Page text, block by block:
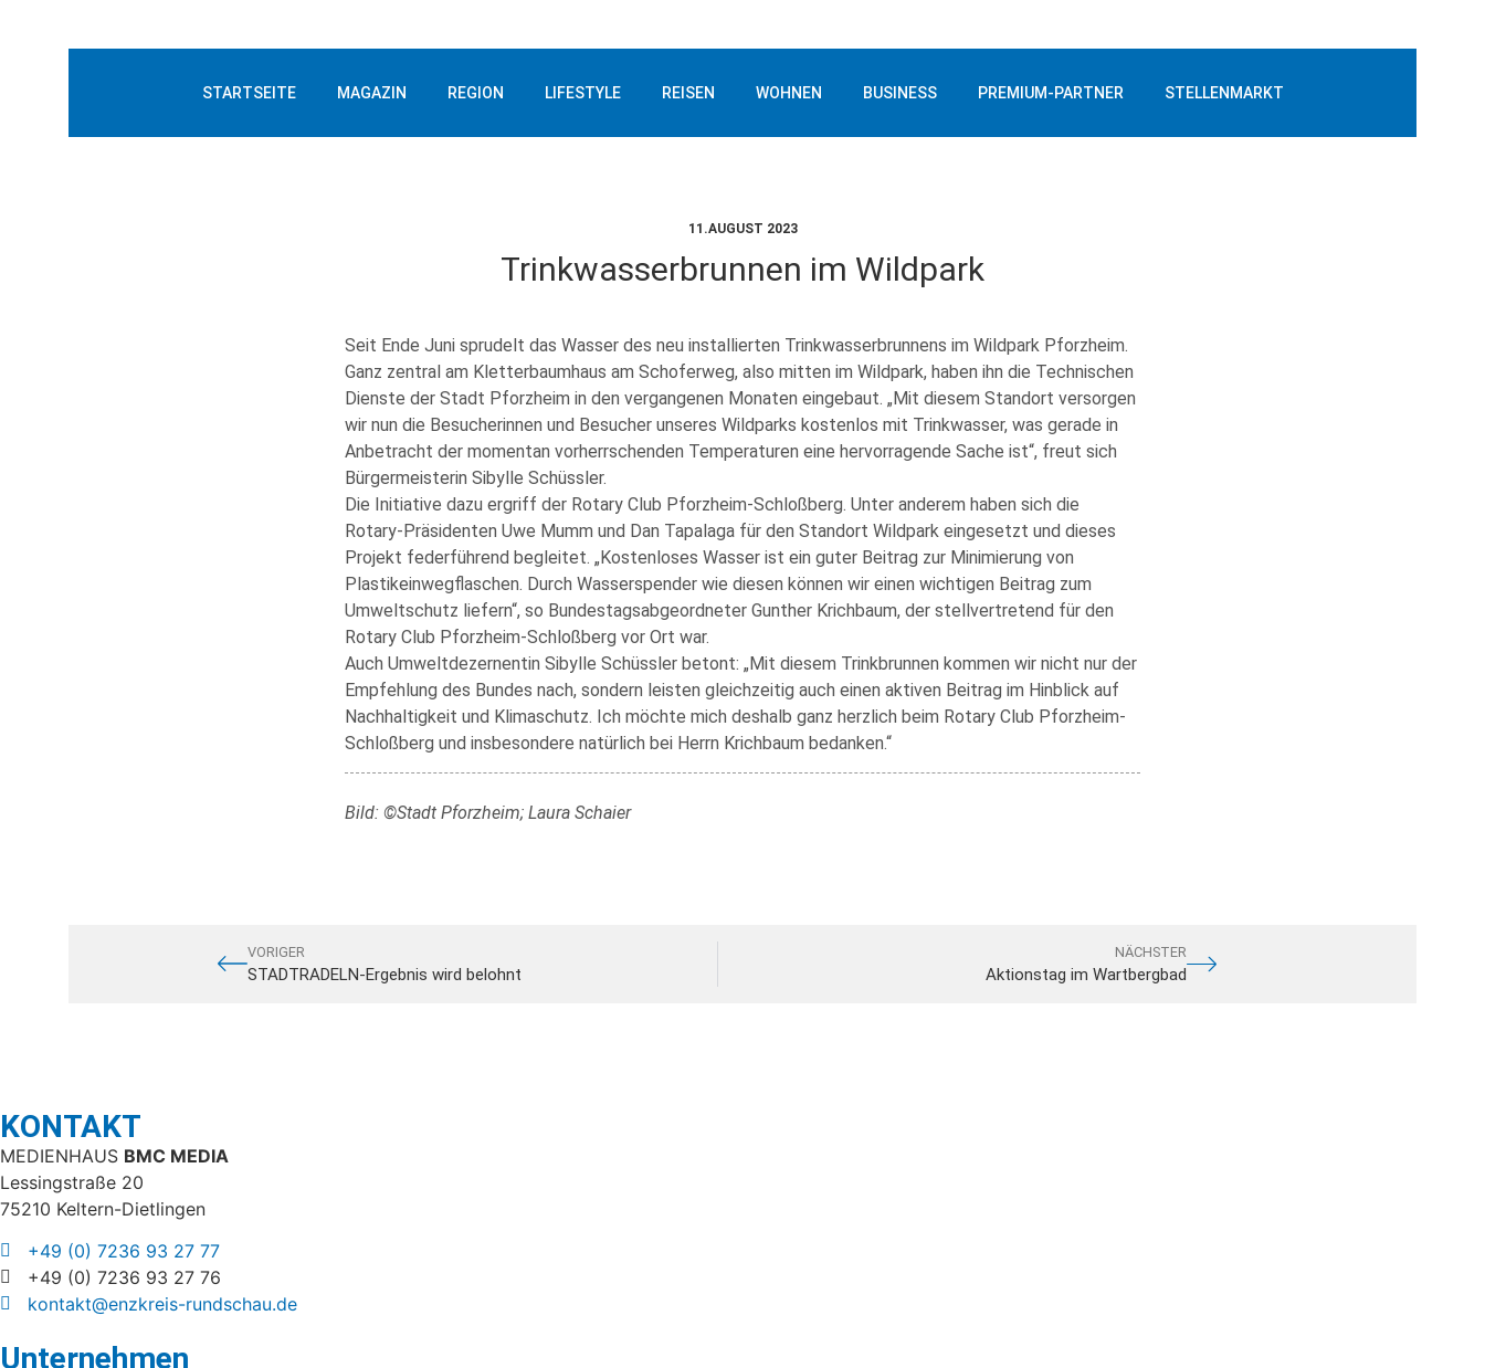
STARTSEITE MAGAZIN REGION LIFESTYLE REISEN WOHNEN BUSINESS PREMIUM-PARTNER STELLENMARKT
11.AUGUST 2023
Trinkwasserbrunnen im Wildpark
Seit Ende Juni sprudelt das Wasser des neu installierten Trinkwasserbrunnens im Wildpark Pforzheim.
Ganz zentral am Kletterbaumhaus am Schoferweg, also mitten im Wildpark, haben ihn die Technischen
Dienste der Stadt Pforzheim in den vergangenen Monaten eingebaut. „Mit diesem Standort versorgen
wir nun die Besucherinnen und Besucher unseres Wildparks kostenlos mit Trinkwasser, was gerade in
Anbetracht der momentan vorherrschenden Temperaturen eine hervorragende Sache ist“, freut sich
Bürgermeisterin Sibylle Schüssler.
Die Initiative dazu ergriff der Rotary Club Pforzheim-Schloßberg. Unter anderem haben sich die
Rotary-Präsidenten Uwe Mumm und Dan Tapalaga für den Standort Wildpark eingesetzt und dieses
Projekt federführend begleitet. „Kostenloses Wasser ist ein guter Beitrag zur Minimierung von
Plastikeinwegflaschen. Durch Wasserspender wie diesen können wir einen wichtigen Beitrag zum
Umweltschutz liefern“, so Bundestagsabgeordneter Gunther Krichbaum, der stellvertretend für den
Rotary Club Pforzheim-Schloßberg vor Ort war.
Auch Umweltdezernentin Sibylle Schüssler betont: „Mit diesem Trinkbrunnen kommen wir nicht nur der
Empfehlung des Bundes nach, sondern leisten gleichzeitig auch einen aktiven Beitrag im Hinblick auf
Nachhaltigkeit und Klimaschutz. Ich möchte mich deshalb ganz herzlich beim Rotary Club Pforzheim-
Schloßberg und insbesondere natürlich bei Herrn Krichbaum bedanken.“
Bild: ©Stadt Pforzheim; Laura Schaier
VORIGER
STADTRADELN-Ergebnis wird belohnt
NÄCHSTER
Aktionstag im Wartbergbad
KONTAKT
MEDIENHAUS BMC MEDIA
Lessingstraße 20
75210 Keltern-Dietlingen
+49 (0) 7236 93 27 77
+49 (0) 7236 93 27 76
kontakt@enzkreis-rundschau.de
Unternehmen